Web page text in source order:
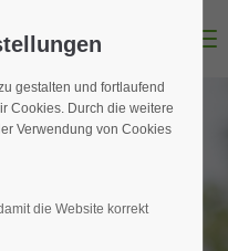
gestalten und fortlaufend
Cookies. Durch die weitere
Verwendung von Cookies
die Website korrekt